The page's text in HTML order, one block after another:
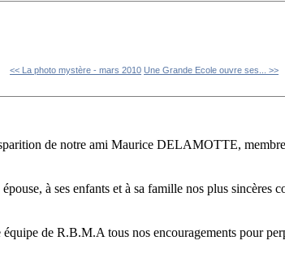
<< La photo mystère - mars 2010 Une Grande Ecole ouvre ses... >>
de notre ami Maurice DELAMOTTE,
à ses enfants et à sa famille nos plus sincères
de R.B.M.A tous nos encouragements pour